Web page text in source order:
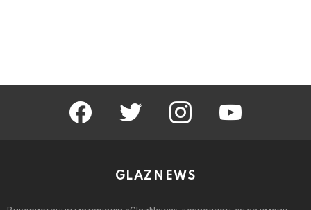
facebook twitter instagram youtube
GLAZNEWS